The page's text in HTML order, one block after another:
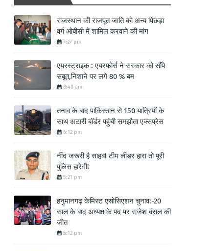
राजस्थान की राजपूत जाति को अन्य पिछड़ा
वर्ग ओबीसी में शामिल करवाने की मांग
7:27 pm
एयरस्ट्राइक : एयरफोर्स ने सरकार को सौंपे
सबूत,निशाने पर लगे 80 % बम
8:40 am
तनाव के बाद पाकिस्तान से 150 यात्रियों के
साथ अटारी बॉर्डर पहुंची समझौता एक्सप्रेस
6:12 pm
नींद जरूरी है साहब! टीम लीडर हारा तो पूरी
पुलिस हारेगी!
5:21 pm
हनुमानगढ़ केमिस्ट एसोसिएशन चुनाव:-20
साल के बाद अध्यक्ष के पद पर राजेश बंसल की
जीत
5:12 pm